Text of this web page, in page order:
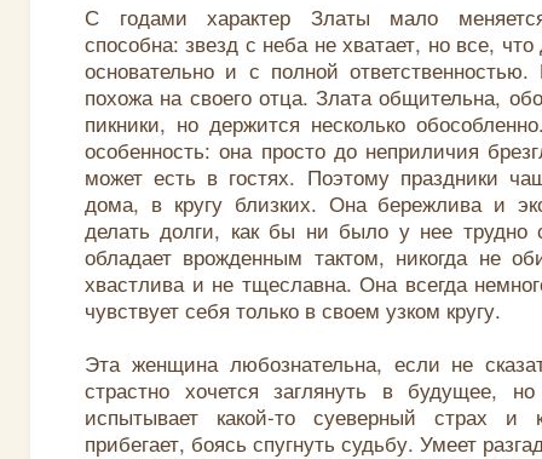
С годами характер Златы мало
способна: звезд с неба не хватает, но все, что
основательно и с полной
похожа на своего отца. Злата общительна,
пикники, но держится несколько
особенность: она просто до неприличия
может есть в гостях. Поэтому праздники
дома, в кругу близких. Она бережлива и
делать долги, как бы ни было у нее трудно
обладает врожденным тактом, никогда не
хвастлива и не тщеславна. Она всегда
чувствует себя только в своем узком кругу.
Эта женщина любознательна, если не
страстно хочется заглянуть в будущее,
испытывает какой-то суеверный страх
прибегает, боясь спугнуть судьбу. Умеет